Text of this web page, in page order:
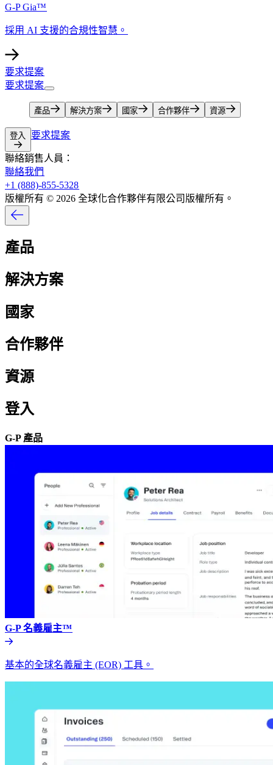
G-P Gia™​​
採用 AI 支援的合規性智慧。​​
要求提案​​
要求提案​​
產品​​ 解決方案​​ 國家​​ 合作夥伴​​ 資源​​
登入​​ 要求提案​​
聯絡銷售人員：​​
聯絡我們​​
+1 (888)-855-5328​​
版權所有 © 2026 全球化合作夥伴有限公司版權所有。​​
產品​​
解決方案​​
國家​​
合作夥伴​​
資源​​
登入​​
G-P 產品​​
G-P 名義雇主™​​
基本的全球名義雇主 (EOR) 工具。​​